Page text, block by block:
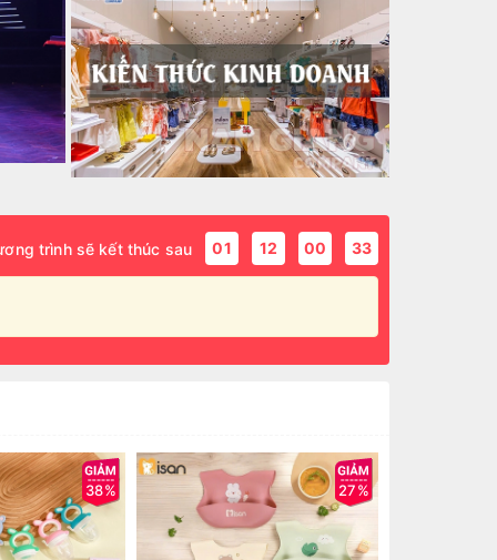
trình sẽ kết thúc sau 01 12 00 29
38% 27%